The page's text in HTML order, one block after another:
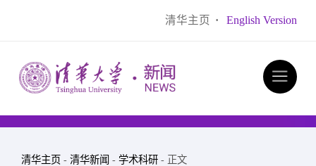
清华主页 · English Version
清华主页 - 清华新闻 - 学术科研 - 正文